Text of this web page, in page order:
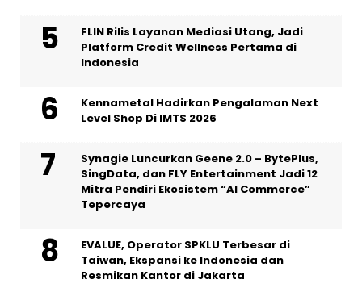
FLIN Rilis Layanan Mediasi Utang, Jadi
Platform Credit Wellness Pertama di
Indonesia
Kennametal Hadirkan Pengalaman Next
Level Shop Di IMTS 2026
Synagie Luncurkan Geene 2.0 – BytePlus,
SingData, dan FLY Entertainment Jadi 12
Mitra Pendiri Ekosistem “AI Commerce”
Tepercaya
EVALUE, Operator SPKLU Terbesar di
Taiwan, Ekspansi ke Indonesia dan
Resmikan Kantor di Jakarta